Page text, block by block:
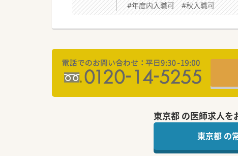
#年度内入職可 #秋入職可
東京都 の医師求人を
東京都 の